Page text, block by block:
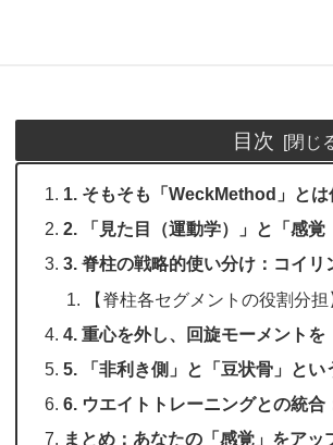
目次
1. そもそも「WeckMethod」とは
2. 「見た目（運動学）」と「感
3. 脊柱の戦略的使い分け：コイリ
【脊柱各セグメントの役割分担
4. 重心を外し、回旋モーメントを
5. 「非利き側」と「豆状骨」とい
6. ウエイトトレーニングとの統
まとめ：あなたの「感覚」をアッ